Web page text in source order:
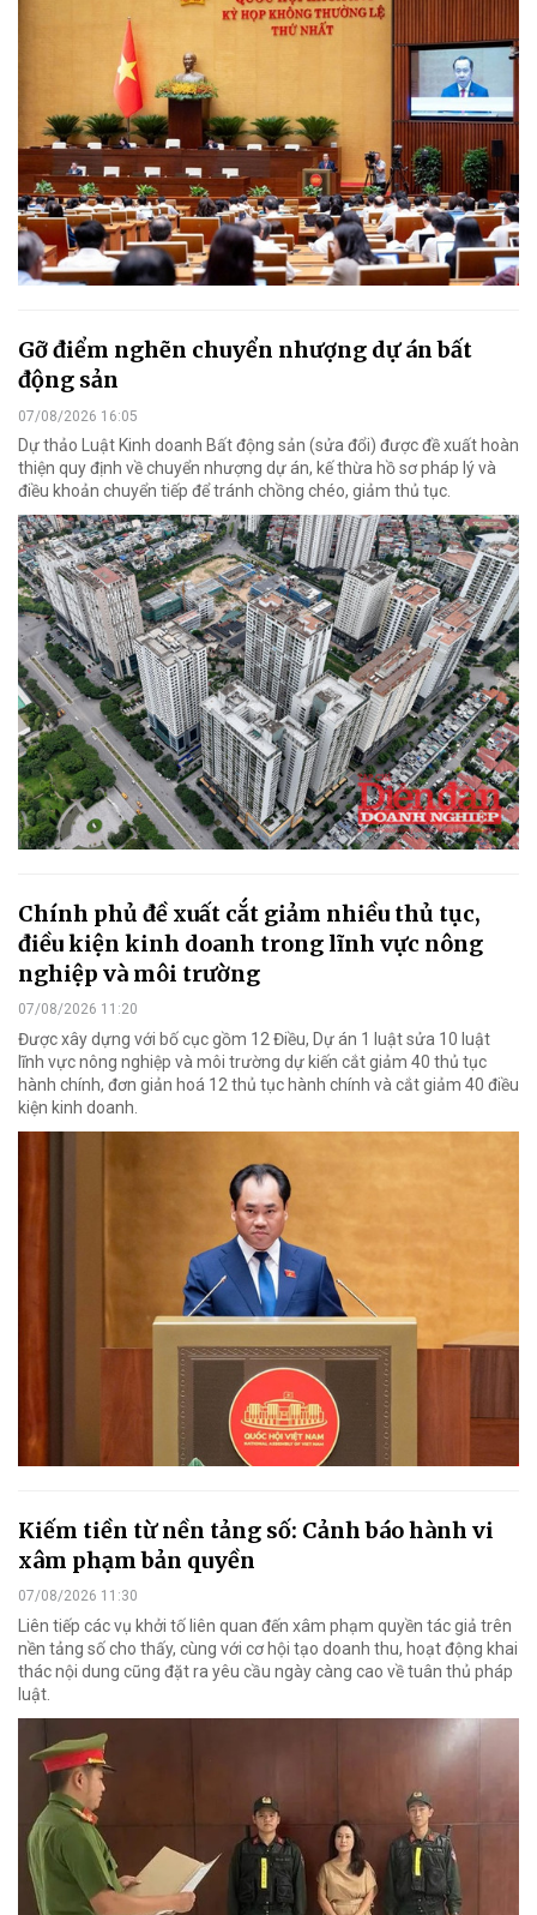
Gỡ điểm nghẽn chuyển nhượng dự án bất
động sản
07/08/2026 16:05
Dự thảo Luật Kinh doanh Bất động sản (sửa đổi) được đề xuất hoàn
thiện quy định về chuyển nhượng dự án, kế thừa hồ sơ pháp lý và
điều khoản chuyển tiếp để tránh chồng chéo, giảm thủ tục.
Chính phủ đề xuất cắt giảm nhiều thủ tục,
điều kiện kinh doanh trong lĩnh vực nông
nghiệp và môi trường
07/08/2026 11:20
Được xây dựng với bố cục gồm 12 Điều, Dự án 1 luật sửa 10 luật
lĩnh vực nông nghiệp và môi trường dự kiến cắt giảm 40 thủ tục
hành chính, đơn giản hoá 12 thủ tục hành chính và cắt giảm 40 điều
kiện kinh doanh.
Kiếm tiền từ nền tảng số: Cảnh báo hành vi
xâm phạm bản quyền
07/08/2026 11:30
Liên tiếp các vụ khởi tố liên quan đến xâm phạm quyền tác giả trên
nền tảng số cho thấy, cùng với cơ hội tạo doanh thu, hoạt động khai
thác nội dung cũng đặt ra yêu cầu ngày càng cao về tuân thủ pháp
luật.